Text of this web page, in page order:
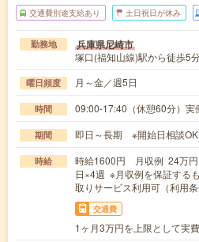
交通費別途支給あり 土日祝日が休み
勤務地 兵庫県尼崎市
塚口(福知山線)駅から徒歩5
曜日頻度 月～金／週5日
時間 09:00-17:40（休憩60分）実
期間 即日～長期 ※開始日相談OK
時給
時給1600円 月収例 24万円
日×4週 ※月収例を保証する
取りサービス利用可（利用条
交通費
1ヶ月3万円を上限として実